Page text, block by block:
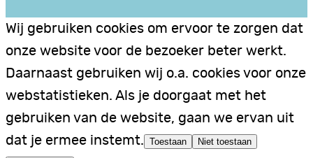
Wij gebruiken cookies om ervoor te zorgen dat
onze website voor de bezoeker beter werkt.
Daarnaast gebruiken wij o.a. cookies voor onze
webstatistieken. Als je doorgaat met het
gebruiken van de website, gaan we ervan uit
dat je ermee instemt. Toestaan Niet toestaan